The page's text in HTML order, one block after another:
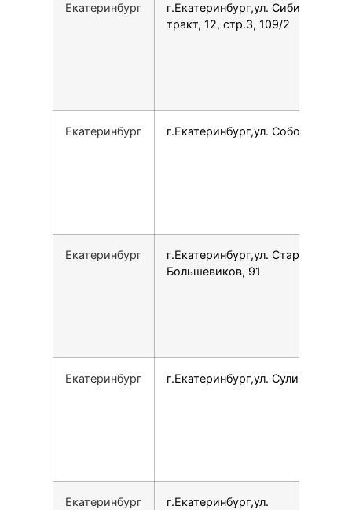
Екатеринбург
г.Екатеринбург,ул. Сибирский
тракт, 12, стр.3, 109/2
Екатеринбург г.Екатеринбург,ул. Соболева, 5
Екатеринбург
г.Екатеринбург,ул. Старых
Большевиков, 91
Екатеринбург г.Екатеринбург,ул. Сулимова, 23
Екатеринбург
г.Екатеринбург,ул.